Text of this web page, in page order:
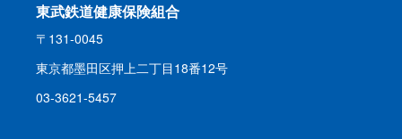
東武鉄道健康保険組合
〒131-0045
東京都墨田区押上二丁目18番12号
03-3621-5457